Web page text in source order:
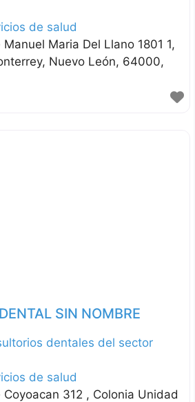
de salud
Manuel Maria Del Llano 1801 1,
Nuevo León 64000
SIN NOMBRE
dentales del sector
de salud
Coyoacan 312 , Colonia Unidad